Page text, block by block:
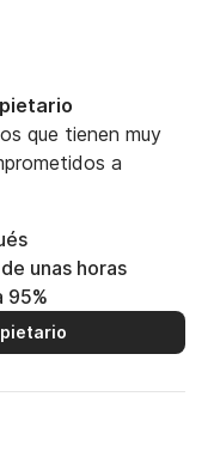
que tienen muy
a
unas horas
95%